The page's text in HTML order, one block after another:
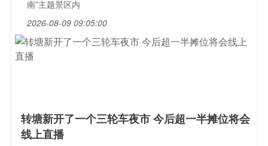
南”主题景区内
2026-08-09 09:05:00
转塘新开了一个三轮车夜市 今后超一半摊位将会
线上直播